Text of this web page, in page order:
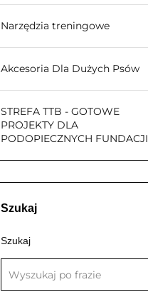
Narzędzia treningowe
Akcesoria Dla Dużych Psów
STREFA TTB - GOTOWE
PROJEKTY DLA
PODOPIECZNYCH FUNDACJI
Szukaj
Szukaj